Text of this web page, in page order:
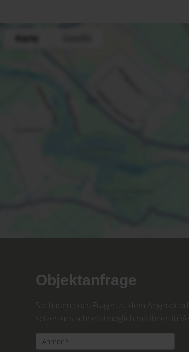
Objektanfrage
Sie haben noch Fragen zu dem Angebot
setzen uns schnellstmöglich mit Ihnen in